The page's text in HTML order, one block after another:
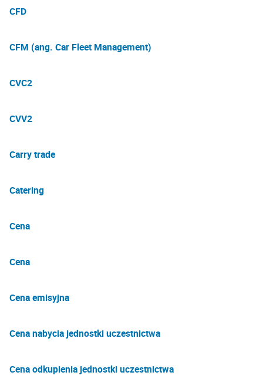
CFD
CFM (ang. Car Fleet Management)
CVC2
CVV2
Carry trade
Catering
Cena
Cena
Cena emisyjna
Cena nabycia jednostki uczestnictwa
Cena odkupienia jednostki uczestnictwa